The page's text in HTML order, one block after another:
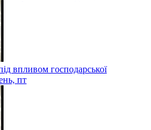
впливом господарської
пт